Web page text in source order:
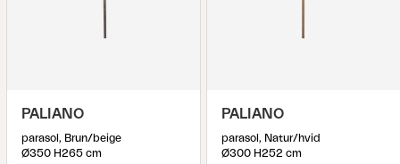
PALIANO
parasol, Brun/beige
Ø350 H265 cm
PALIANO
parasol, Natur/hvid
Ø300 H252 cm